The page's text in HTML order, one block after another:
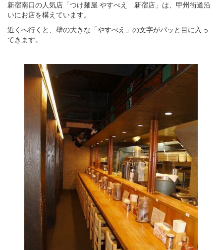
新宿南口の人気店「つけ麺屋 やすべえ 新宿店」は、甲州街道沿
いにお店を構えています。
近くへ行くと、壁の大きな「やすべえ」の文字がパッと目に入っ
てきます。